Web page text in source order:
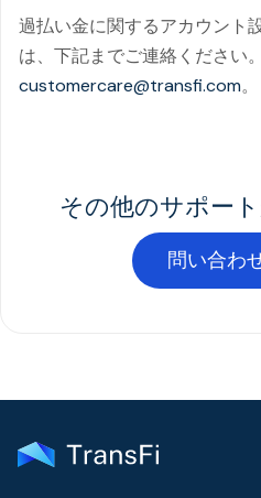
過払い金に関するアカウント
は、下記までご連絡ください。
customercare@transfi.com。
その他のサポー
問い合わ